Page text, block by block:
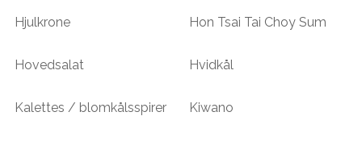
Hjulkrone Hon Tsai Tai Choy Sum
Hovedsalat Hvidkål
Kalettes / blomkålsspirer Kiwano